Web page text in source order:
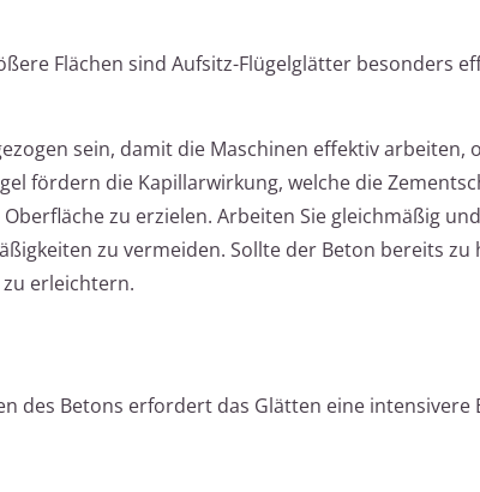
Flächen sind Aufsitz-Flügelglätter besonders
sein, damit die Maschinen effektiv arbeiten,
fördern die Kapillarwirkung, welche die
zu erzielen. Arbeiten Sie gleichmäßig
zu vermeiden. Sollte der Beton bereits zu
erleichtern.
des Betons erfordert das Glätten eine intensivere